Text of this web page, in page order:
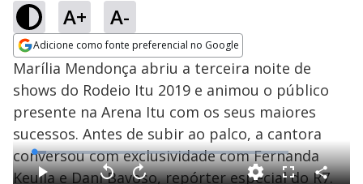
A+ A-
Adicione como fonte preferencial no Google
Opens in new window
Marília Mendonça abriu a terceira noite de
shows do Rodeio Itu 2019 e animou o público
presente na Arena Itu com os seus maiores
sucessos. Antes de subir ao palco, a cantora
conversou com exclusividade com Fernanda
Keulla e Dani Bavoso, repórter especial do R7.
L
o
a
d